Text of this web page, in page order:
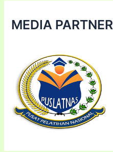
MEDIA PARTNER